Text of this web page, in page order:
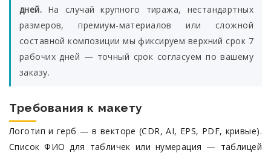
дней. На случай крупного тиража, нестандартных
размеров, премиум-материалов или сложной
составной композиции мы фиксируем верхний срок 7
рабочих дней — точный срок согласуем по вашему
заказу.
Требования к макету
Логотип и герб — в векторе (CDR, AI, EPS, PDF, кривые).
Список ФИО для табличек или нумерация — таблицей